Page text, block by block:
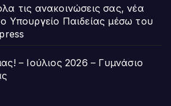
τις ανακοινώσεις σας, νέα
Υπουργείο Παιδείας μέσω του
– Ιούλιος 2026 – Γυμνάσιο